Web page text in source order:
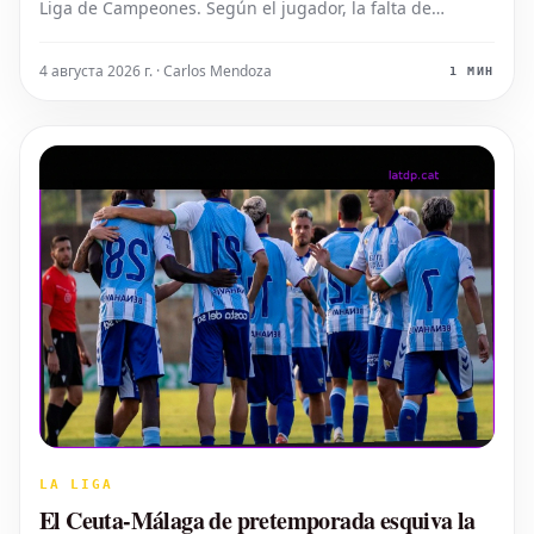
Liga de Campeones. Según el jugador, la falta de
factor determinante. Faye señaló que hubo momentos
4 августа 2026 г. · Carlos Mendoza 1 МИН
LA LIGA
El Ceuta-Málaga de pretemporada esquiva la